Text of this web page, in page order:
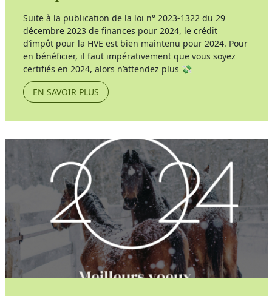
Suite à la publication de la loi n° 2023-1322 du 29
décembre 2023 de finances pour 2024, le crédit
d’impôt pour la HVE est bien maintenu pour 2024. Pour
en bénéficier, il faut impérativement que vous soyez
certifiés en 2024, alors n’attendez plus 💸
EN SAVOIR PLUS